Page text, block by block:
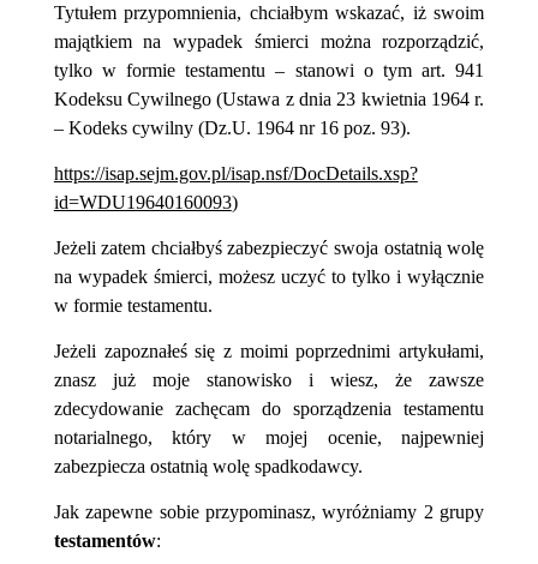
Tytułem przypomnienia, chciałbym wskazać, iż swoim
majątkiem na wypadek śmierci można rozporządzić,
tylko w formie testamentu – stanowi o tym art. 941
Kodeksu Cywilnego (Ustawa z dnia 23 kwietnia 1964 r.
– Kodeks cywilny (Dz.U. 1964 nr 16 poz. 93).
https://isap.sejm.gov.pl/isap.nsf/DocDetails.xsp?
id=WDU19640160093)
Jeżeli zatem chciałbyś zabezpieczyć swoja ostatnią wolę
na wypadek śmierci, możesz uczyć to tylko i wyłącznie
w formie testamentu.
Jeżeli zapoznałeś się z moimi poprzednimi artykułami,
znasz już moje stanowisko i wiesz, że zawsze
zdecydowanie zachęcam do sporządzenia testamentu
notarialnego, który w mojej ocenie, najpewniej
zabezpiecza ostatnią wolę spadkodawcy.
Jak zapewne sobie przypominasz, wyróżniamy 2 grupy
testamentów: